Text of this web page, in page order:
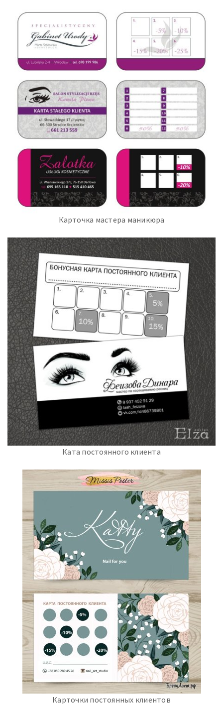
Карточка мастера маникюра
Ката постоянного клиента
Карточки постоянных клиентов